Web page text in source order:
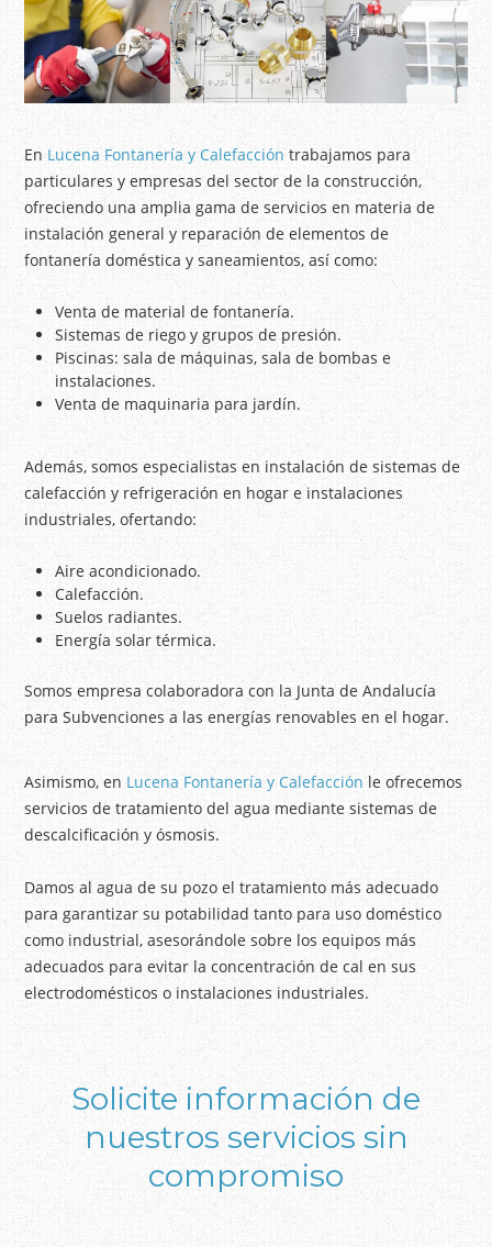
EnLucena Fontanería y Calefacción trabajamos para
particulares y empresas del sector de la construcción,
ofreciendo una amplia gama de servicios en materia de
instalación general y reparación de elementos de
fontanería doméstica y saneamientos, así como:
Venta de material de fontanería.
Sistemas de riego y grupos de presión.
Piscinas: sala de máquinas, sala de bombas e
instalaciones.
Venta de maquinaria para jardín.
Además, somos especialistas en instalación de sistemas de
calefacción y refrigeración en hogar e instalaciones
industriales, ofertando:
Aire acondicionado.
Calefacción.
Suelos radiantes.
Energía solar térmica.
Somos empresa colaboradora con la Junta de Andalucía
para Subvenciones a las energías renovables en el hogar.
Asimismo, en Lucena Fontanería y Calefacciónle ofrecemos
servicios de tratamiento del agua mediante sistemas de
descalcificación y ósmosis.
Damos al agua de su pozo el tratamiento más adecuado
para garantizar su potabilidad tanto para uso doméstico
como industrial, asesorándole sobre los equipos más
adecuados para evitar la concentración de cal en sus
electrodomésticos o instalaciones industriales.
Solicite información de
nuestros servicios sin
compromiso